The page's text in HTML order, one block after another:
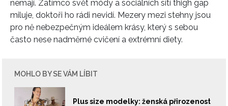
nemají. Zatímco svět módy a sociálních sítí thigh gap
miluje, doktoři ho rádi nevidí. Mezery mezi stehny jsou
pro ně nebezpečným ideálem krásy, který s sebou
často nese nadměrné cvičení a extrémní diety.
MOHLO BY SE VÁM LÍBIT
Plus size modelky: ženská přirozenost